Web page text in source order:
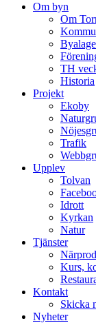
Om byn
Om
TH
Historia
Projekt
Ekoby
Trafik
Upplev
Tolvan
Idrott
Kyrkan
Natur
Tjänster
Kurs,
Kontakt
Skicka
Nyheter